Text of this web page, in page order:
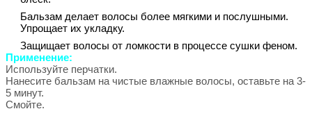
Бальзам делает волосы более мягкими и послушными.
Упрощает их укладку.
Защищает волосы от ломкости в процессе сушки феном.
Применение:
Используйте перчатки.
Нанесите бальзам на чистые влажные волосы, оставьте на 3-
5 минут.
Смойте.